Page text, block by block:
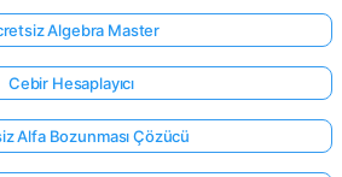
Algebra Master
Cebir Hesaplayıcı
Alfa Bozunması Çözücü